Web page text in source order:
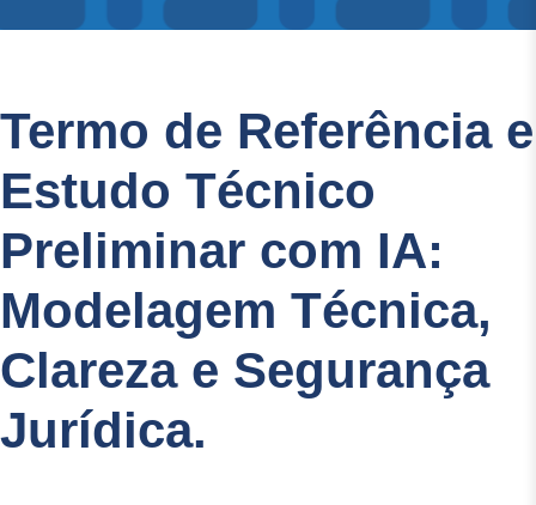
Termo de Referência e
Estudo Técnico
Preliminar com IA:
Modelagem Técnica,
Clareza e Segurança
Jurídica.